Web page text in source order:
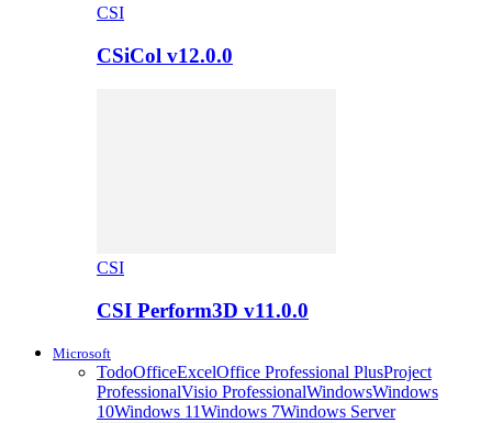
CSI
CSiCol v12.0.0
CSI
CSI Perform3D v11.0.0
Microsoft
TodoOfficeExcelOffice Professional PlusProject
ProfessionalVisio ProfessionalWindowsWindows
10Windows 11Windows 7Windows Server